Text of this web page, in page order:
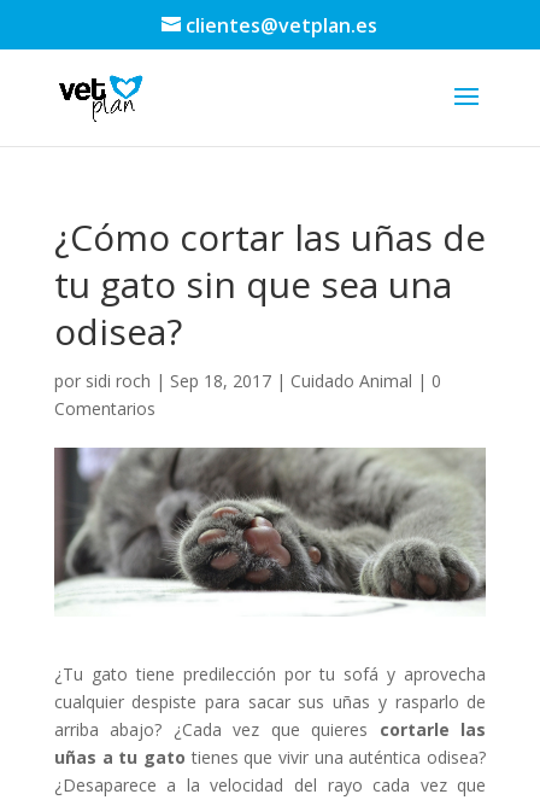
clientes@vetplan.es
¿Cómo cortar las uñas de
tu gato sin que sea una
odisea?
por sidi roch | Sep 18, 2017| Cuidado Animal | 0
Comentarios
¿Tu gato tiene predilección por tu sofá y aprovecha
cualquier despiste para sacar sus uñas y rasparlo de
arriba abajo? ¿Cada vez que quieres cortarle las
uñas a tu gato tienes que vivir una auténtica odisea?
¿Desaparece a la velocidad del rayo cada vez que